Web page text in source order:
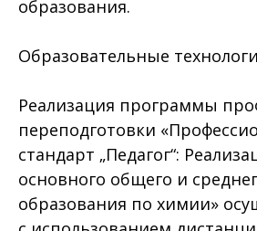
образования.
Образовательные
Реализация программы
переподготовки
стандарт „Педагог“:
основного общего и
образования по химии»